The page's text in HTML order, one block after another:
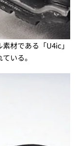
材である「U4ic」
いる。